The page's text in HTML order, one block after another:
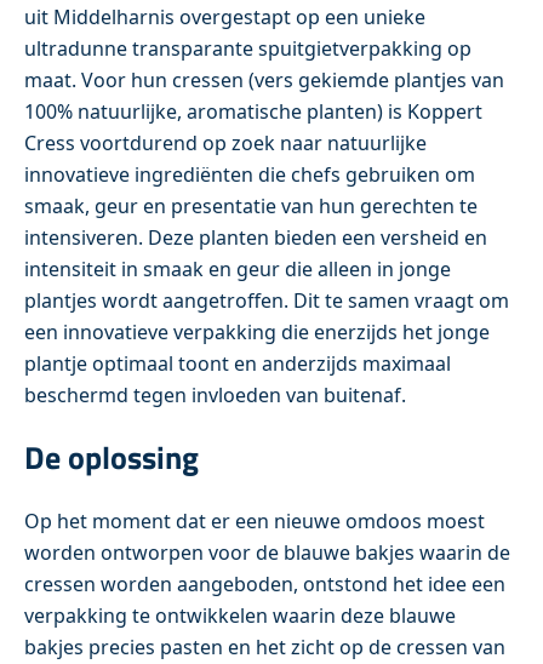
uit Middelharnis overgestapt op een unieke
ultradunne transparante spuitgietverpakking op
maat. Voor hun cressen (vers gekiemde plantjes van
100% natuurlijke, aromatische planten) is Koppert
Cress voortdurend op zoek naar natuurlijke
innovatieve ingrediënten die chefs gebruiken om
smaak, geur en presentatie van hun gerechten te
intensiveren. Deze planten bieden een versheid en
intensiteit in smaak en geur die alleen in jonge
plantjes wordt aangetroffen. Dit te samen vraagt om
een innovatieve verpakking die enerzijds het jonge
plantje optimaal toont en anderzijds maximaal
beschermd tegen invloeden van buitenaf.
De oplossing
Op het moment dat er een nieuwe omdoos moest
worden ontworpen voor de blauwe bakjes waarin de
cressen worden aangeboden, ontstond het idee een
verpakking te ontwikkelen waarin deze blauwe
bakjes precies pasten en het zicht op de cressen van